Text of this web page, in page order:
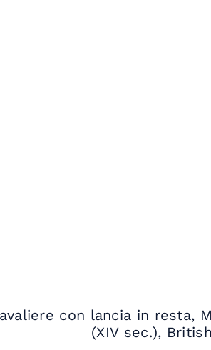
con lancia in resta,
(XIV sec.),